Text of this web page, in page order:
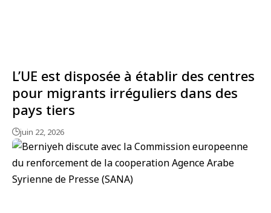
L’UE est disposée à établir des centres
pour migrants irréguliers dans des
pays tiers
juin 22, 2026